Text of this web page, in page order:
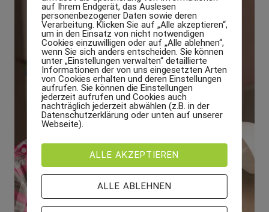
auf Ihrem Endgerät, das Auslesen
personenbezogener Daten sowie deren
Verarbeitung. Klicken Sie auf „Alle akzeptieren“,
um in den Einsatz von nicht notwendigen
Cookies einzuwilligen oder auf „Alle ablehnen“,
wenn Sie sich anders entscheiden. Sie können
unter „Einstellungen verwalten“ detaillierte
Informationen der von uns eingesetzten Arten
von Cookies erhalten und deren Einstellungen
aufrufen. Sie können die Einstellungen
jederzeit aufrufen und Cookies auch
nachträglich jederzeit abwählen (z.B. in der
Datenschutzerklärung oder unten auf unserer
Webseite).
ALLE AKZEPTIEREN
ALLE ABLEHNEN